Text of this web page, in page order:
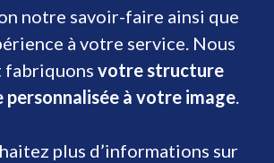
notre savoir-faire ainsi que
à votre service. Nous
fabriquons votre structure
personnalisée à votre image.
plus d’informations sur